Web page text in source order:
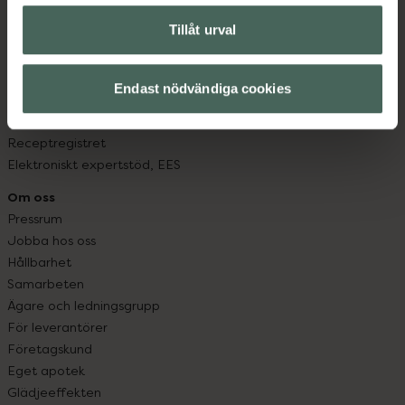
Tillåt urval
Endast nödvändiga cookies
Om recept och läkemedel
Högkostnadsskyddet
Lämna in gammal medicin
Resa med läkemedel
Receptregistret
Elektroniskt expertstöd, EES
Om oss
Pressrum
Jobba hos oss
Hållbarhet
Samarbeten
Ägare och ledningsgrupp
För leverantörer
Företagskund
Eget apotek
Glädjeeffekten